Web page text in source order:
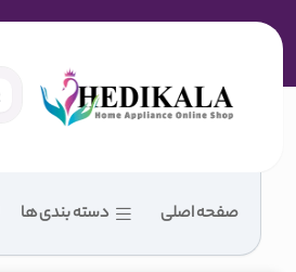
صفحه اصلی دسته بندی ها